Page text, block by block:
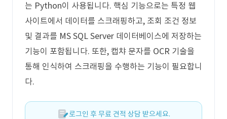
는 Python이 사용됩니다. 핵심 기능으로는 특정 웹
사이트에서 데이터를 스크래핑하고, 조회 조건 정보
및 결과를 MS SQL Server 데이터베이스에 저장하는
기능이 포함됩니다. 또한, 캡챠 문자를 OCR 기술을
통해 인식하여 스크래핑을 수행하는 기능이 필요합니
다.
로그인 후 무료 견적 상담 받으세요.